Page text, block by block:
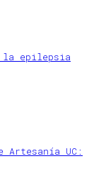
la epilepsia
Artesanía UC: